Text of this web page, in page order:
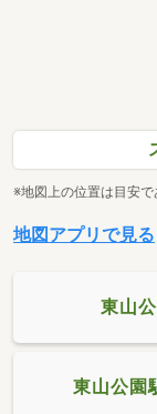
※地図上の位置は目安で
地図アプリで見る
東山
東山公園